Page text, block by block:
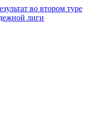
во втором туре
лиги